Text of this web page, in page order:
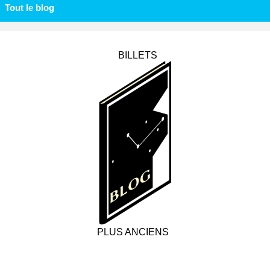
Tout le blog
BILLETS
PLUS ANCIENS